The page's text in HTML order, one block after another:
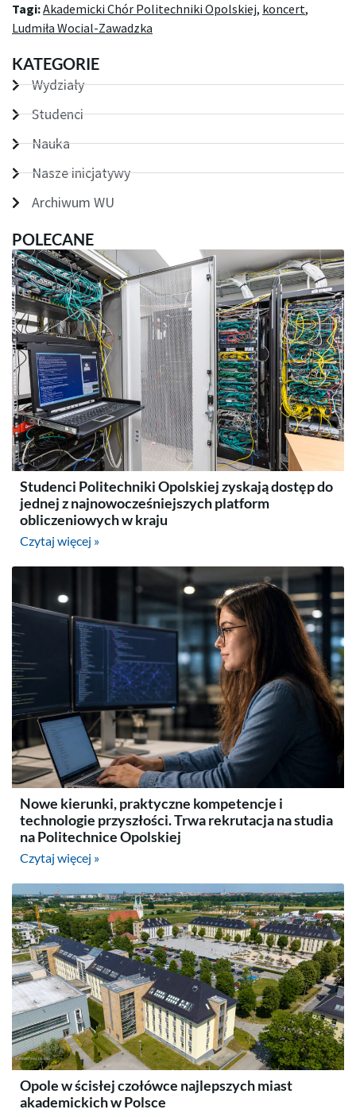
Tagi:Akademicki Chór Politechniki Opolskiej, koncert,
Ludmiła Wocial-Zawadzka
KATEGORIE
Wydziały
Studenci
Nauka
Nasze inicjatywy
Archiwum WU
POLECANE
Studenci Politechniki Opolskiej zyskają dostęp do
jednej z najnowocześniejszych platform
obliczeniowych w kraju
Czytaj więcej »
Nowe kierunki, praktyczne kompetencje i
technologie przyszłości. Trwa rekrutacja na studia
na Politechnice Opolskiej
Czytaj więcej »
Opole w ścisłej czołówce najlepszych miast
akademickich w Polsce